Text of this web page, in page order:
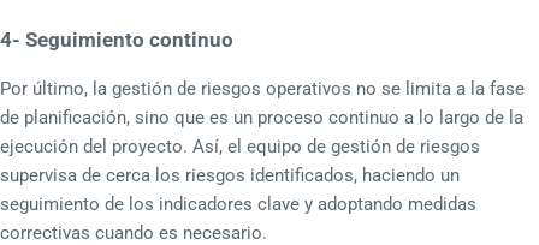
4- Seguimiento continuo
Por último, la gestión de riesgos operativos no se limita a la fase
de planificación, sino que es un proceso continuo a lo largo de la
ejecución del proyecto. Así, el equipo de gestión de riesgos
supervisa de cerca los riesgos identificados, haciendo un
seguimiento de los indicadores clave y adoptando medidas
correctivas cuando es necesario.